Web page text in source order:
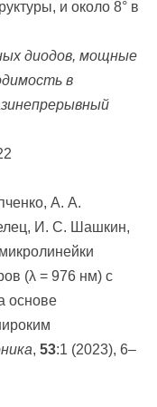
и около 8° в
диодов, мощные
в
А. А.
И. С. Шашкин,
(λ = 976 нм) с
основе
, 53:1 (2023), 6–